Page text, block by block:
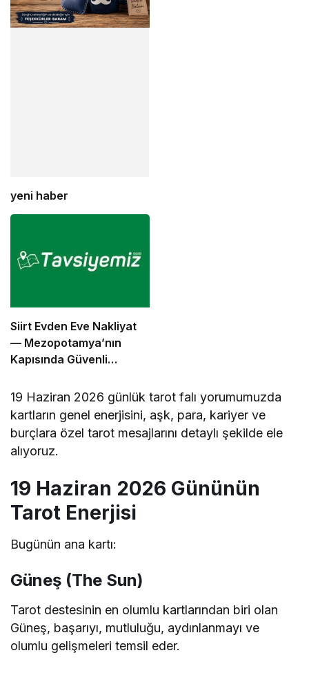
yeni haber
Siirt Evden Eve Nakliyat
— Mezopotamya’nın
Kapısında Güvenli
19 Haziran 2026 günlük tarot falı yorumumuzda
kartların genel enerjisini, aşk, para, kariyer ve
burçlara özel tarot mesajlarını detaylı şekilde ele
alıyoruz.
19 Haziran 2026 Gününün
Tarot Enerjisi
Bugünün ana kartı:
Güneş (The Sun)
Tarot destesinin en olumlu kartlarından biri olan
Güneş, başarıyı, mutluluğu, aydınlanmayı ve
olumlu gelişmeleri temsil eder.